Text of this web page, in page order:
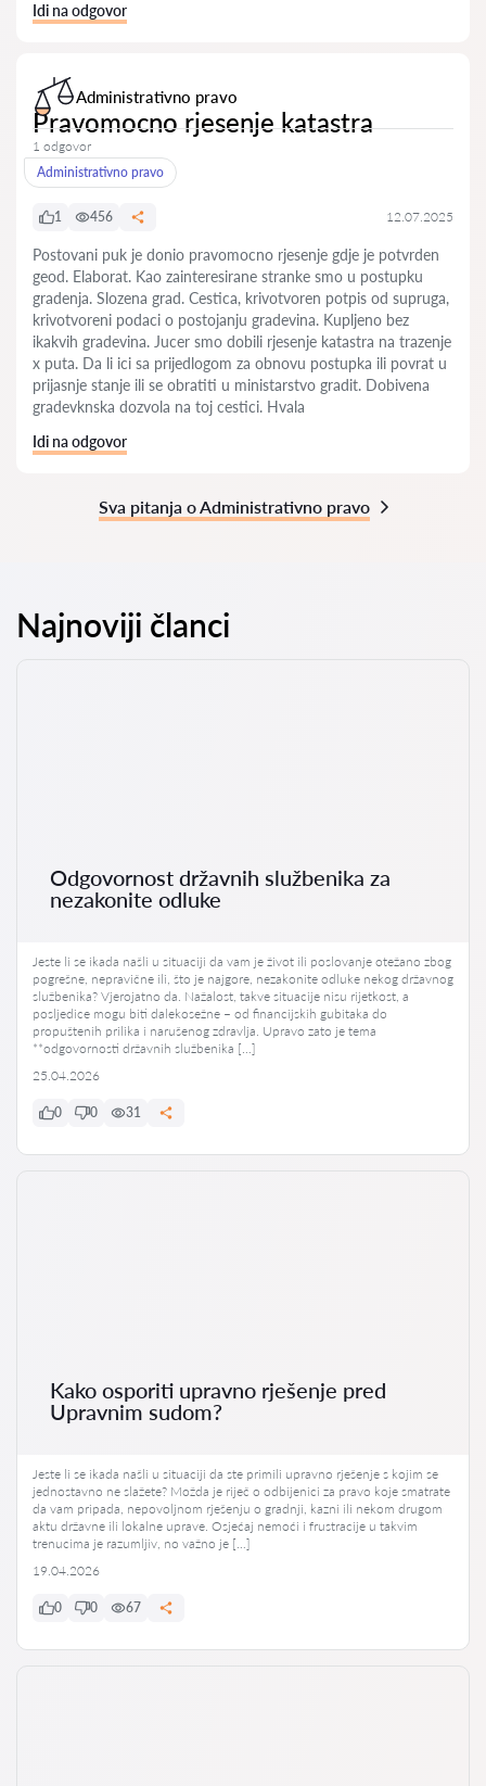
Idi na odgovor
Administrativno pravo
Pravomocno rjesenje katastra
1 odgovor
Administrativno pravo
1 456 12.07.2025
Postovani puk je donio pravomocno rjesenje gdje je potvrden
geod. Elaborat. Kao zainteresirane stranke smo u postupku
gradenja. Slozena grad. Cestica, krivotvoren potpis od supruga,
krivotvoreni podaci o postojanju gradevina. Kupljeno bez
ikakvih gradevina. Jucer smo dobili rjesenje katastra na trazenje
x puta. Da li ici sa prijedlogom za obnovu postupka ili povrat u
prijasnje stanje ili se obratiti u ministarstvo gradit. Dobivena
gradevknska dozvola na toj cestici. Hvala
Idi na odgovor
Sva pitanja o Administrativno pravo
Najnoviji članci
Odgovornost državnih službenika za
nezakonite odluke
Jeste li se ikada našli u situaciji da vam je život ili poslovanje otežano zbog
pogrešne, nepravične ili, što je najgore, nezakonite odluke nekog državnog
službenika? Vjerojatno da. Nažalost, takve situacije nisu rijetkost, a
posljedice mogu biti dalekosežne – od financijskih gubitaka do
propuštenih prilika i narušenog zdravlja. Upravo zato je tema
**odgovornosti državnih službenika […]
25.04.2026
0 0 31
Kako osporiti upravno rješenje pred
Upravnim sudom?
Jeste li se ikada našli u situaciji da ste primili upravno rješenje s kojim se
jednostavno ne slažete? Možda je riječ o odbijenici za pravo koje smatrate
da vam pripada, nepovoljnom rješenju o gradnji, kazni ili nekom drugom
aktu državne ili lokalne uprave. Osjećaj nemoći i frustracije u takvim
trenucima je razumljiv, no važno je […]
19.04.2026
0 0 67